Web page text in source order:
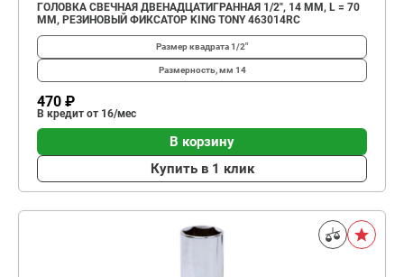
ГОЛОВКА СВЕЧНАЯ ДВЕНАДЦАТИГРАННАЯ 1/2", 14 ММ, L = 70
ММ, РЕЗИНОВЫЙ ФИКСАТОР KING TONY 463014RC
Размер квадрата1/2"
Размерность, мм 14
470 ₽
В кредит от 16/мес
В корзину
Купить в 1 клик